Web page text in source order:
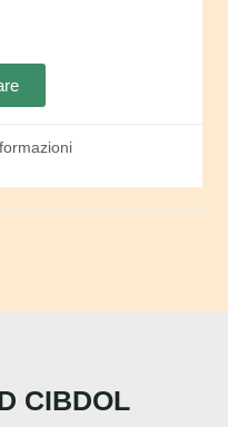
CIBDOL